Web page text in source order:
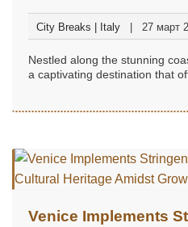
City Breaks | Italy 27 март
Nestled along the stunning
a captivating destination that
Venice Implements